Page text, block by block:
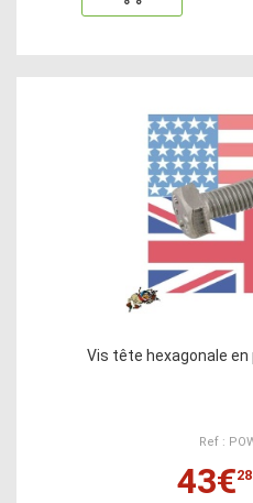
Vis tête hexagonale en
Ref :
43€28